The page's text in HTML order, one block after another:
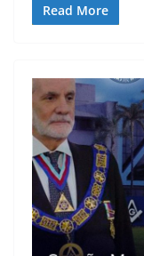
Read More